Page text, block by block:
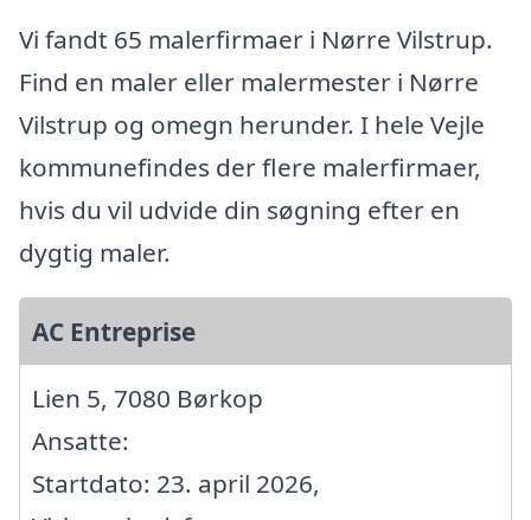
Vi fandt 65 malerfirmaer i Nørre Vilstrup.
Find en maler eller malermester i Nørre
Vilstrup og omegn herunder. I hele Vejle
kommunefindes der flere malerfirmaer,
hvis du vil udvide din søgning efter en
dygtig maler.
AC Entreprise
Lien 5, 7080 Børkop
Ansatte:
Startdato: 23. april 2026,